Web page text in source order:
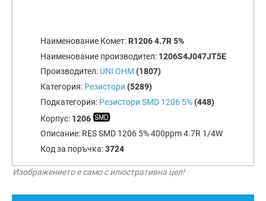
Наименование Комет: R1206 4.7R 5%
Наименование производител: 1206S4J047JT5E
Производител: UNI OHM (1807)
Категория: Резистори (5289)
Подкатегория: Резистори SMD 1206 5% (448)
Корпус: 1206
Описание: RES SMD 1206 5% 400ppm 4.7R 1/4W
Код за поръчка:3724
Изображението е само с илюстративна цел!